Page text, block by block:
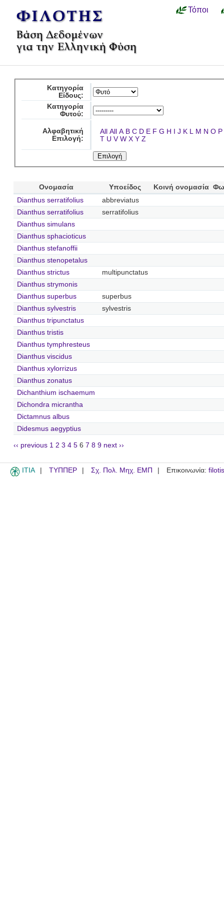
Τόποι
Κατηγορία
Είδους:
Κατηγορία
Φυτού:
Αλφαβητική
Επιλογή:
All All A B C D E F G H I J K L M N O P
T U V W X Y Z
Ονομασία Υποείδος Κοινή ονομασία
Dianthus serratifolius
abbreviatus
Dianthus serratifolius
serratifolius
Dianthus simulans
Dianthus sphacioticus
Dianthus stefanoffii
Dianthus stenopetalus
Dianthus strictus
multipunctatus
Dianthus strymonis
Dianthus superbus
superbus
Dianthus sylvestris
sylvestris
Dianthus tripunctatus
Dianthus tristis
Dianthus tymphresteus
Dianthus viscidus
Dianthus xylorrizus
Dianthus zonatus
Dichanthium ischaemum
Dichondra micrantha
Dictamnus albus
Didesmus aegyptius
‹‹ previous 1 2 3 4 5 6 7 8 9 next ››
ITIA ΤΥΠΠΕΡ Σχ. Πολ. Μηχ. ΕΜΠ Επικοινωνία: